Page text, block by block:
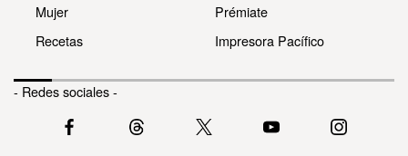
Mujer
Recetas
Prémiate
Impresora Pacífico
- Redes sociales -